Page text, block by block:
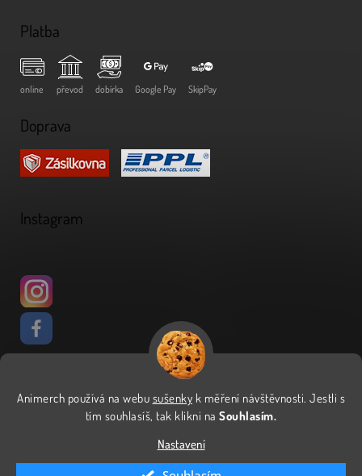
Animerch používá na webu sušenky k měření návštěvnosti. Jestli s
tím souhlasíš, tak klikni naSouhlasím.
Nastavení
Platba
online převod dobírka Google Pay SkipPay
Doprava
Instagram
Vytvořil Shoptet
Copyright 2026Animerch. Všechna práva vyhrazena.Upravit